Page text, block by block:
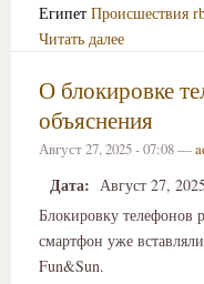
Египет Происшествия
Читать далее
О блокировке
объяснения
Август 27, 2025 - 07:08 —
Дата: Август 27, 2025
Блокировку телефонов
смартфон уже
Fun&Sun.